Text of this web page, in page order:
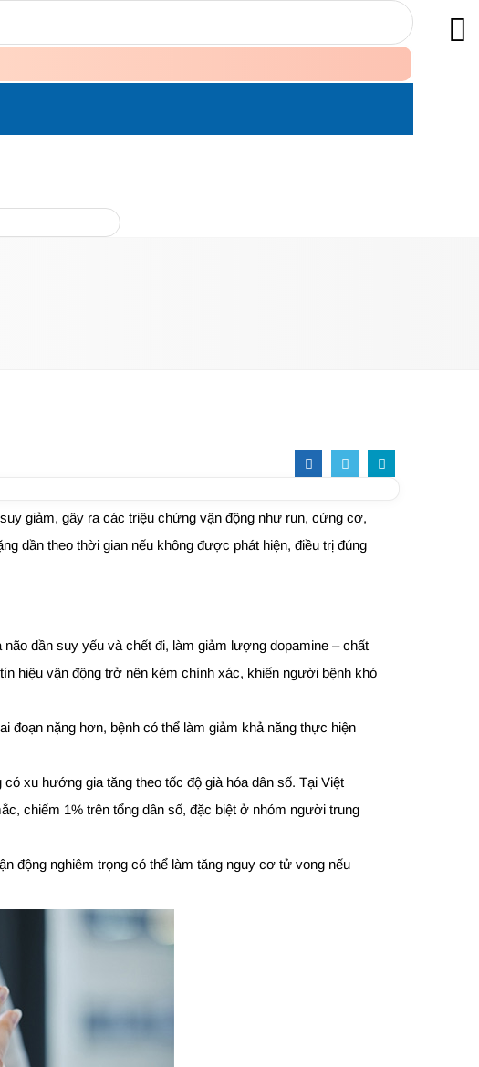
giảm, gây ra các triệu chứng vận động như run, cứng cơ,
dần theo thời gian nếu không được phát hiện, điều trị đúng
dần suy yếu và chết đi, làm giảm lượng dopamine – chất
hiệu vận động trở nên kém chính xác, khiến người bệnh khó
đoạn nặng hơn, bệnh có thể làm giảm khả năng thực hiện
xu hướng gia tăng theo tốc độ già hóa dân số. Tại Việt
chiếm 1% trên tổng dân số, đặc biệt ở nhóm người trung
động nghiêm trọng có thể làm tăng nguy cơ tử vong nếu